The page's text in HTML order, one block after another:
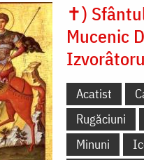
✝)
Mucenic
Acatist
Rugăciuni
Minuni